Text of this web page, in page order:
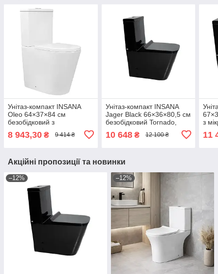
Унітаз-компакт INSANA
Oleo 64×37×84 см
безобідковий з
8 943,30 ₴ 9 414 ₴
Унітаз-компакт INSANA
Jager Black 66×36×80,5 см
безобідковий Tornado,
10 648₴ 12 100 ₴
з
11
Акційні пропозиції та новинки
–12% –12%